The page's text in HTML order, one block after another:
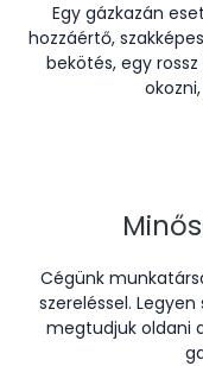
Egy gázkazán
hozzáértő,
bekötés, egy
Cégünk
szereléssel.
megtudjuk oldani